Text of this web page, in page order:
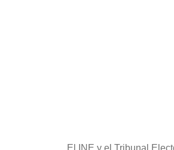
El INE y el Tribunal